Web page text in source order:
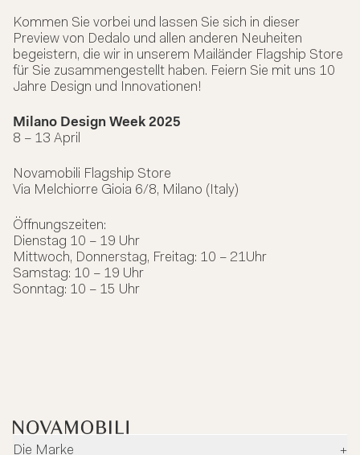
Kommen Sie vorbei und lassen Sie sich in dieser
Preview von Dedalo und allen anderen Neuheiten
begeistern, die wir in unserem Mailänder Flagship Store
für Sie zusammengestellt haben. Feiern Sie mit uns 10
Jahre Design und Innovationen!
Milano Design Week 2025
8 – 13 April
Novamobili Flagship Store
Via Melchiorre Gioia 6/8, Milano (Italy)
Öffnungszeiten:
Dienstag 10 – 19 Uhr
Mittwoch, Donnerstag, Freitag: 10 – 21Uhr
Samstag: 10 – 19 Uhr
Sonntag: 10 – 15 Uhr
Die Marke +